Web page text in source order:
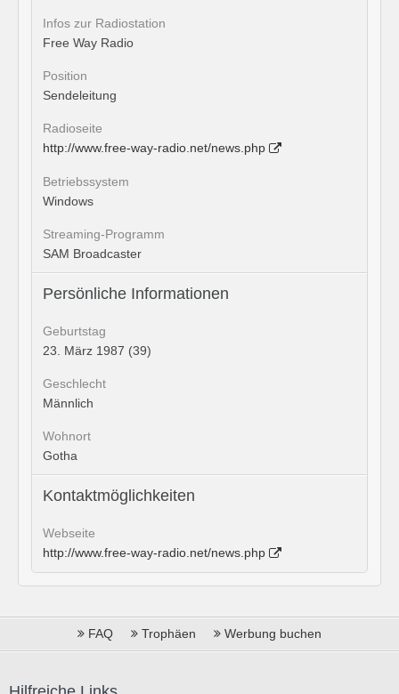
Infos zur Radiostation
Free Way Radio
Position
Sendeleitung
Radioseite
http://www.free-way-radio.net/news.php
Betriebssystem
Windows
Streaming-Programm
SAM Broadcaster
Persönliche Informationen
Geburtstag
23. März 1987 (39)
Geschlecht
Männlich
Wohnort
Gotha
Kontaktmöglichkeiten
Webseite
http://www.free-way-radio.net/news.php
FAQ Trophäen Werbung buchen